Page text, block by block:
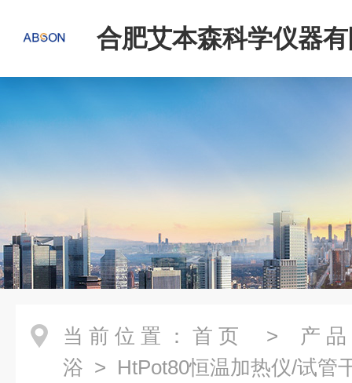
合肥艾本森科学仪器
当前位置： 首页 > 产
浴 > HtPot80恒温加热仪/试管